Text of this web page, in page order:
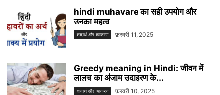
hindi muhavare का सही उपयोग और
उनका महत्व
शब्दार्थ और व्याकरण फ़रवरी 11, 2025
Greedy meaning in Hindi: जीवन में
लालच का अंजाम उदाहरण के...
शब्दार्थ और व्याकरण फ़रवरी 10, 2025